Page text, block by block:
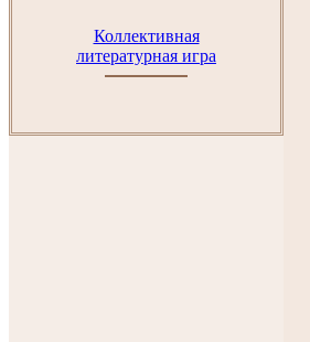
Коллективная
литературная игра